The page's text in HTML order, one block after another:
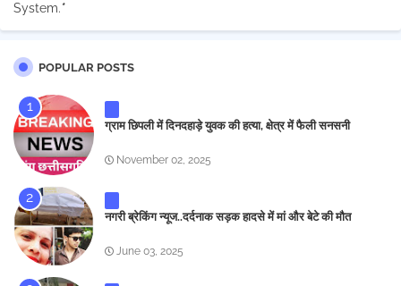
System.*
POPULAR POSTS
ग्राम छिपली में दिनदहाड़े युवक की हत्या, क्षेत्र में फैली सनसनी
November 02, 2025
नगरी ब्रेकिंग न्यूज..दर्दनाक सड़क हादसे में मां और बेटे की मौत
June 03, 2025